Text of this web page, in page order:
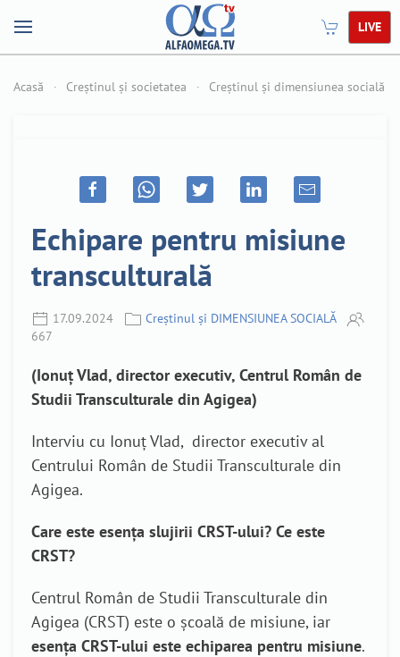
LIVE
Acasă Creștinul și societatea Creștinul și dimensiunea socială
Echipare pentru misiune
transculturală
17.09.2024
Creștinul și DIMENSIUNEA SOCIALĂ
667
(IonuțVlad, director executiv, Centrul Român de
Studii Transculturale din Agigea)
Interviu cu Ionuț Vlad, director executiv al
Centrului Român de Studii Transculturale din
Agigea.
Care este esența slujirii CRST-ului? Ce este
CRST?
Centrul Român de Studii Transculturale din
Agigea (CRST) este o școală de misiune, iar
esența CRST-ului este echiparea pentru misiune.